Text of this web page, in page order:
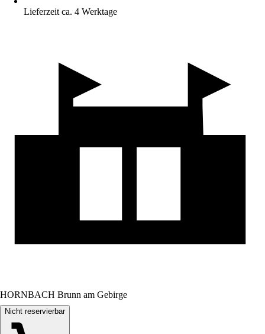
Lieferzeit ca. 4 Werktage
HORNBACH Brunn am Gebirge
Nicht reservierbar